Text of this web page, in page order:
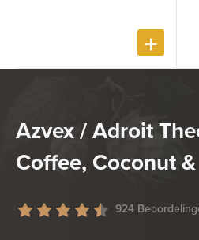
Azvex / Adroit
Coffee, Coconut
924